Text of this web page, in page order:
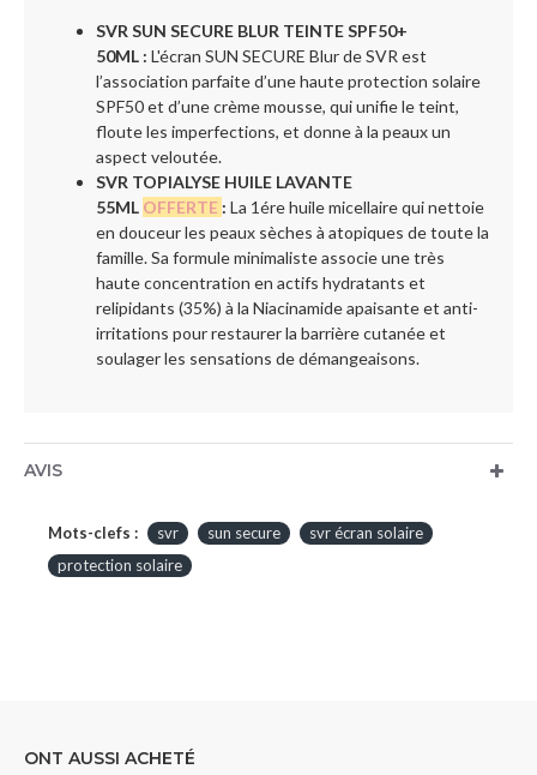
SVR SUN SECURE BLUR TEINTE SPF50+
50ML : L'écran SUN SECURE Blur de SVR est
l’association parfaite d’une haute protection solaire
SPF50 et d’une crème mousse, qui unifie le teint,
floute les imperfections, et donne à la peaux un
aspect veloutée.
SVR TOPIALYSE HUILE LAVANTE
55ML OFFERTE : La 1ére huile micellaire qui nettoie
en douceur les peaux sèches à atopiques de toute la
famille. Sa formule minimaliste associe une très
haute concentration en actifs hydratants et
relipidants (35%) à la Niacinamide apaisante et anti-
irritations pour restaurer la barrière cutanée et
soulager les sensations de démangeaisons.
AVIS
Mots-clefs : svr sun secure
svr écran solaire
protection solaire
ONT AUSSI ACHETÉ